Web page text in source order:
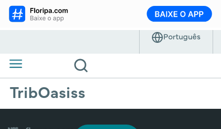
TribOasiss